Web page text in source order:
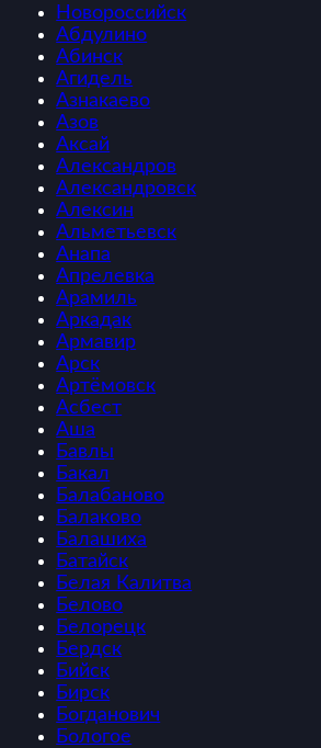
Новороссийск
Абдулино
Абинск
Агидель
Азнакаево
Азов
Аксай
Александров
Александровск
Алексин
Альметьевск
Анапа
Апрелевка
Арамиль
Аркадак
Армавир
Арск
Артёмовск
Асбест
Аша
Бавлы
Бакал
Балабаново
Балаково
Балашиха
Батайск
Белая Калитва
Белово
Белорецк
Бердск
Бийск
Бирск
Богданович
Бологое